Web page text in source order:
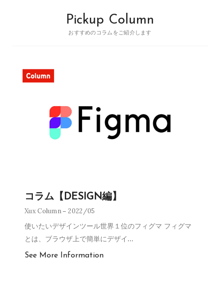
Pickup Column
おすすめのコラムをご紹介します
コラム【DESIGN編】
Xux Column 2022/05
使いたいデザインツール世界１位のフィグマ フィグマ
とは、ブラウザ上で簡単にデザイ…
See More Information